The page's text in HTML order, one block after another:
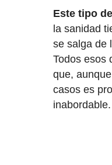
Este tipo
la sanidad
se salga de
Todos esos
que,
casos es
inabordable.